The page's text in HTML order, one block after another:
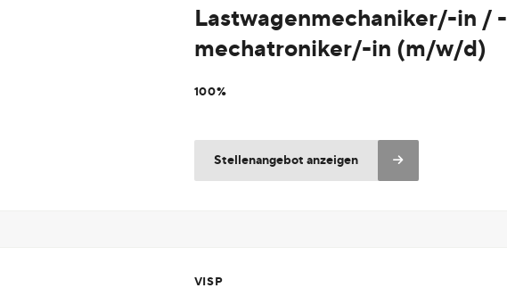
Lastwagenmechaniker/-in / -
mechatroniker/-in (m/w/d)
100%
Stellenangebot anzeigen
VISP